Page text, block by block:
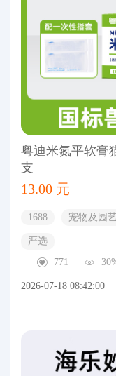
粤迪米氮平软膏
支
13.00 元
1688 宠物及园
严选
771
2026-07-18 08:42:00